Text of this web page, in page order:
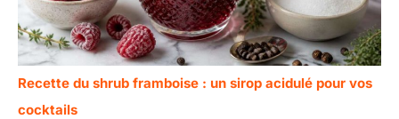
Recette du shrub framboise : un sirop acidulé pour vos
cocktails